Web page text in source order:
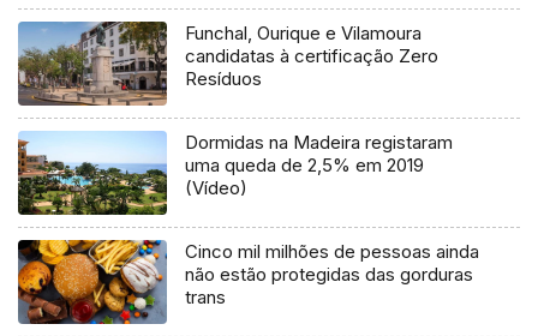
Funchal, Ourique e Vilamoura
candidatas à certificação Zero
Resíduos
Dormidas na Madeira registaram
uma queda de 2,5% em 2019
(Vídeo)
Cinco mil milhões de pessoas ainda
não estão protegidas das gorduras
trans